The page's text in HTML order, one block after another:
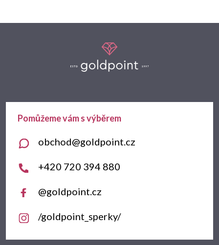
a
obchod@goldpoint.cz
+420 720 394 880
@goldpoint.cz
/goldpoint_sperky/